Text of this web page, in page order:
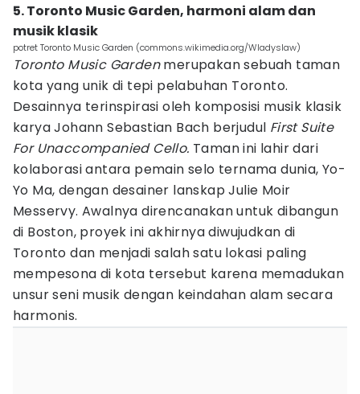
5. Toronto Music Garden, harmoni alam dan
musik klasik
potret Toronto Music Garden (commons.wikimedia.org/Wladyslaw)
Toronto Music Gardenmerupakan sebuah taman
kota yang unik di tepi pelabuhan Toronto.
Desainnya terinspirasi oleh komposisi musik klasik
karya Johann Sebastian Bach berjudul First Suite
For Unaccompanied Cello. Taman ini lahir dari
kolaborasi antara pemain selo ternama dunia, Yo-
Yo Ma, dengan desainer lanskap Julie Moir
Messervy. Awalnya direncanakan untuk dibangun
di Boston, proyek ini akhirnya diwujudkan di
Toronto dan menjadi salah satu lokasi paling
mempesona di kota tersebut karena memadukan
unsur seni musik dengan keindahan alam secara
harmonis.